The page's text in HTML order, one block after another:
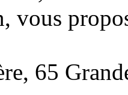
vous
65